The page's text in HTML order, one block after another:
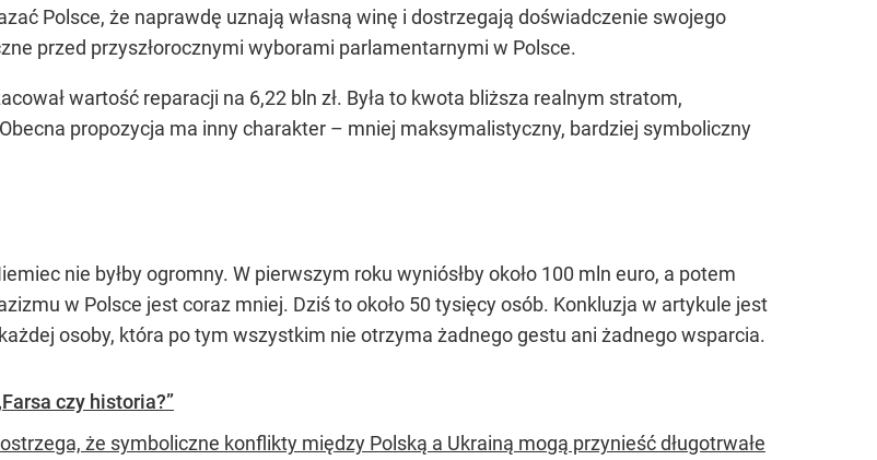
Polsce, że naprawdę uznają własną winę i dostrzegają doświadczenie swojego
przed przyszłorocznymi wyborami parlamentarnymi w Polsce.
wartość reparacji na 6,22 bln zł. Była to kwota bliższa realnym stratom,
propozycja ma inny charakter – mniej maksymalistyczny, bardziej symboliczny
nie byłby ogromny. W pierwszym roku wyniósłby około 100 mln euro, a potem
w Polsce jest coraz mniej. Dziś to około 50 tysięcy osób. Konkluzja w artykule jest
osoby, która po tym wszystkim nie otrzyma żadnego gestu ani żadnego wsparcia.
czy historia?”
że symboliczne konflikty między Polską a Ukrainą mogą przynieść długotrwałe